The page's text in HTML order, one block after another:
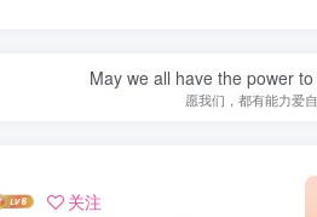
May we all have the power
愿我们，都有能力爱
关注